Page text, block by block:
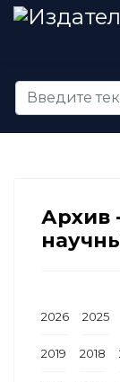
Искать...
Архив
2026 2025
2019 2018